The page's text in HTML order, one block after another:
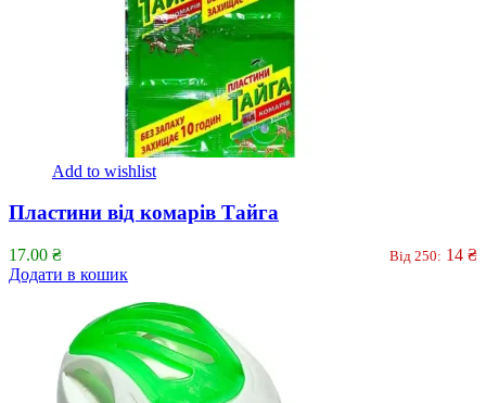
Add to wishlist
Пластини від комарів Тайга
17.00 ₴ Від 250: 14 ₴
Додати в кошик